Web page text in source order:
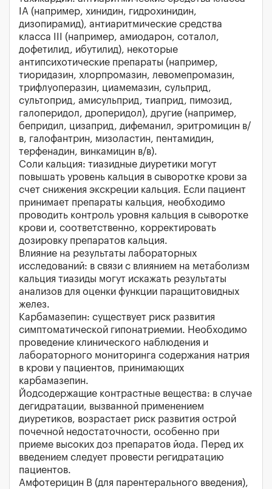
IА (например, хинидин, гидрохинидин,
дизопирамид), антиаритмические средства
класса III (например, амиодарон, соталол,
дофетилид, ибутилид), некоторые
антипсихотические препараты (например,
тиоридазин, хлорпромазин, левомепромазин,
трифлуоперазин, циамемазин, сульприд,
сультоприд, амисульприд, тиаприд, пимозид,
галоперидол, дроперидол), другие (например,
бепридил, цизаприд, дифеманил, эритромицин в/
в, галофантрин, мизоластин, пентамидин,
терфенадин, винкамицин в/в).
Соли кальция: тиазидные диуретики могут
повышать уровень кальция в сыворотке крови за
счет снижения экскреции кальция. Если пациент
принимает препараты кальция, необходимо
проводить контроль уровня кальция в сыворотке
крови и, соответственно, корректировать
дозировку препаратов кальция.
Влияние на результаты лабораторных
исследований: в связи с влиянием на метаболизм
кальция тиазиды могут искажать результаты
анализов для оценки функции паращитовидных
желез.
Карбамазепин: существует риск развития
симптоматической гипонатриемии. Необходимо
проведение клинического наблюдения и
лабораторного мониторинга содержания натрия
в крови у пациентов, принимающих
карбамазепин.
Йодсодержащие контрастные вещества: в случае
дегидратации, вызванной применением
диуретиков, возрастает риск развития острой
почечной недостаточности, особенно при
приеме высоких доз препаратов йода. Перед их
введением следует провести регидратацию
пациентов.
Амфотерицин В (для парентерального введения),